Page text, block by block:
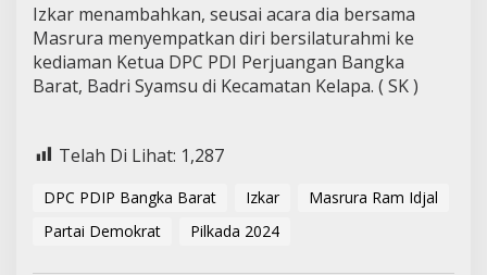
Izkar menambahkan, seusai acara dia bersama
Masrura menyempatkan diri bersilaturahmi ke
kediaman Ketua DPC PDI Perjuangan Bangka
Barat, Badri Syamsu di Kecamatan Kelapa. ( SK )
Telah Di Lihat: 1,287
DPC PDIP Bangka Barat Izkar
Masrura Ram Idjal
Partai Demokrat
Pilkada 2024